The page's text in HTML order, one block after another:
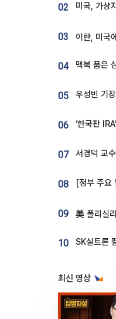
02
03
04
05
06
07
08
09
10
최신 영상